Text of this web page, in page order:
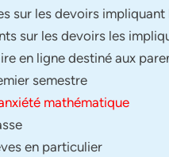
sur les devoirs impliquant
sur les devoirs les
en ligne destiné aux
semestre
mathématique
en particulier